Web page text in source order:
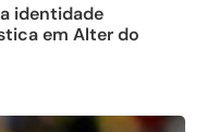
identidade
em Alter do